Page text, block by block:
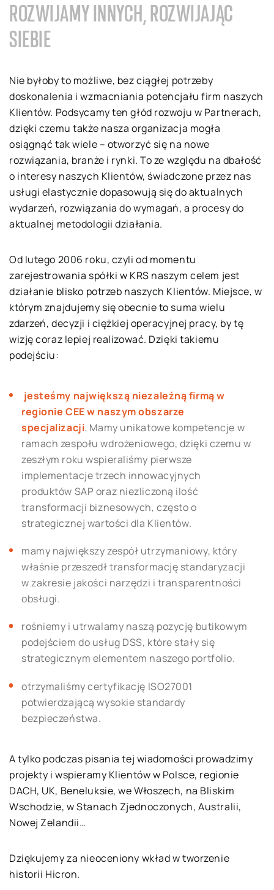
ROZWIJAMY INNYCH, ROZWIJAJĄC
SIEBIE
Nie byłoby to możliwe, bez ciągłej potrzeby
doskonalenia i wzmacniania potencjału firm naszych
Klientów. Podsycamy ten głód rozwoju w Partnerach,
dzięki czemu także nasza organizacja mogła
osiągnąć tak wiele – otworzyć się na nowe
rozwiązania, branże i rynki. To ze względu na dbałość
o interesy naszych Klientów, świadczone przez nas
usługi elastycznie dopasowują się do aktualnych
wydarzeń, rozwiązania do wymagań, a procesy do
aktualnej metodologii działania.
Od lutego 2006 roku, czyli od momentu
zarejestrowania spółki w KRS naszym celem jest
działanie blisko potrzeb naszych Klientów. Miejsce, w
którym znajdujemy się obecnie to suma wielu
zdarzeń, decyzji i ciężkiej operacyjnej pracy, by tę
wizję coraz lepiej realizować. Dzięki takiemu
podejściu:
jesteśmy największą niezależną firmą w
regionie CEE w naszym obszarze
specjalizacji. Mamy unikatowe kompetencje w
ramach zespołu wdrożeniowego, dzięki czemu w
zeszłym roku wspieraliśmy pierwsze
implementacje trzech innowacyjnych
produktów SAP oraz niezliczoną ilość
transformacji biznesowych, często o
strategicznej wartości dla Klientów.
mamy największy zespół utrzymaniowy, który
właśnie przeszedł transformację standaryzacji
w zakresie jakości narzędzi i transparentności
obsługi.
rośniemy i utrwalamy naszą pozycję butikowym
podejściem do usług DSS, które stały się
strategicznym elementem naszego portfolio.
otrzymaliśmy certyfikację ISO27001
potwierdzającą wysokie standardy
bezpieczeństwa.
A tylko podczas pisania tej wiadomości prowadzimy
projekty i wspieramy Klientów w Polsce, regionie
DACH, UK, Beneluksie, we Włoszech, na Bliskim
Wschodzie, w Stanach Zjednoczonych, Australii,
Nowej Zelandii…
Dziękujemy za nieoceniony wkład w tworzenie
historii Hicron.